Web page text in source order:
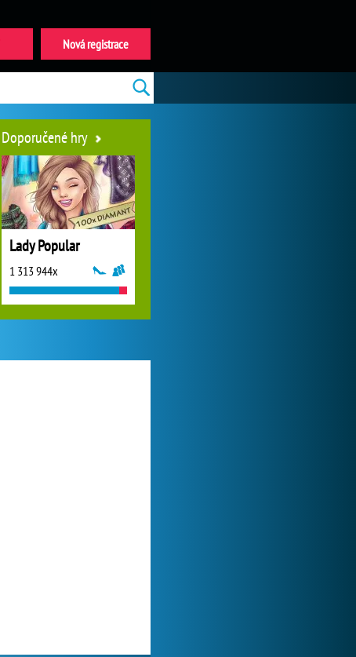
Doporučené hry
Lady Popular
1 313 944x
Nová registrace